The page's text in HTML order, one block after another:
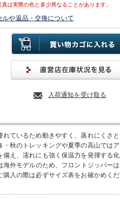
は実際の色と多少異なることがあります。
ルや返品・交換について
入荷通知を受け取る
ているため動きやすく、蒸れにくさと
秋のトレッキングや夏季の高山ではア
え、濡れにも強く保温力を発揮する化
外モデルのため、フロントジッパーは
入の際は必ずサイズ表をお確かめくだ